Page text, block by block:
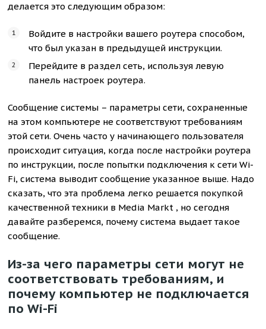
делается это следующим образом:
Войдите в настройки вашего роутера способом,
что был указан в предыдущей инструкции.
Перейдите в раздел сеть, используя левую
панель настроек роутера.
Сообщение системы – параметры сети, сохраненные
на этом компьютере не соответствуют требованиям
этой сети. Очень часто у начинающего пользователя
происходит ситуация, когда после настройки роутера
по инструкции, после попытки подключения к сети Wi-
Fi, система выводит сообщение указанное выше. Надо
сказать, что эта проблема легко решается покупкой
качественной техники в Media Markt , но сегодня
давайте разберемся, почему система выдает такое
сообщение.
Из-за чего параметры сети могут не
соответствовать требованиям, и
почему компьютер не подключается
по Wi-Fi